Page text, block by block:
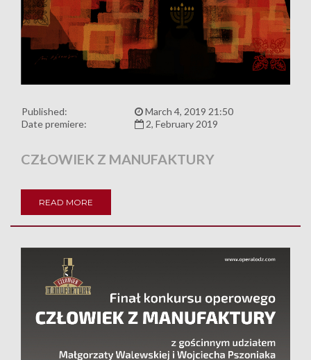
Published:
March 4, 2019 21:50
Date premiere:
2, February 2019
CZŁOWIEK Z MANUFAKTURY
READ MORE